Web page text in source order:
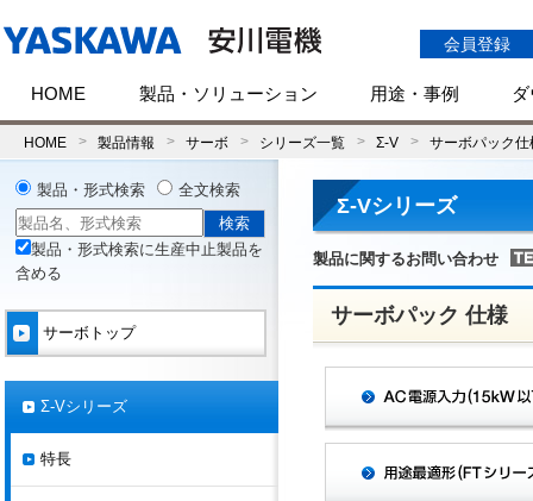
会員登録
HOME 製品・ソリューション 用途・事例
HOME 製品情報 サーボ シリーズ一覧 Σ-V サーボパック仕
Σ-Vシリーズ
製品に関するお問い合わせ
サーボパック 仕様
製品・形式検索 全文検索
製品・形式検索に生産中止製品を
含める
サーボトップ
Σ-Vシリーズ
特長